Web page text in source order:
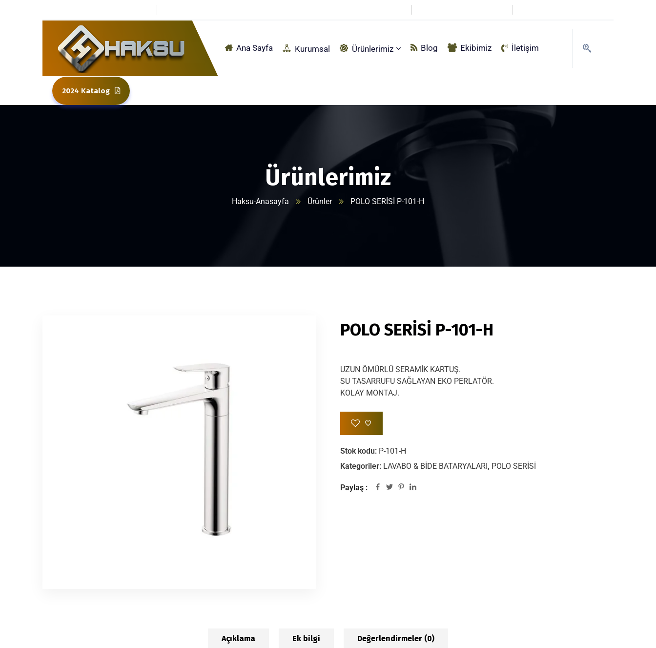
Ana Sayfa Kurumsal Ürünlerimiz Blog Ekibimiz İletişim
2024 Katalog
Ürünlerimiz
Haksu-Anasayfa Ürünler POLO SERİSİ P-101-H
POLO SERİSİ P-101-H
UZUN ÖMÜRLÜ SERAMİK KARTUŞ.
SU TASARRUFU SAĞLAYAN EKO PERLATÖR.
KOLAY MONTAJ.
Stok kodu: P-101-H
Kategoriler: LAVABO & BİDE BATARYALARI, POLO SERİSİ
Paylaş :
Açıklama Ek bilgi Değerlendirmeler (0)